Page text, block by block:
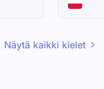
Näytä kaikki kielet